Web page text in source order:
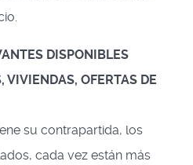
DISPONIBLES
VIVIENDAS, OFERTAS DE
su contrapartida, los
cada vez están más